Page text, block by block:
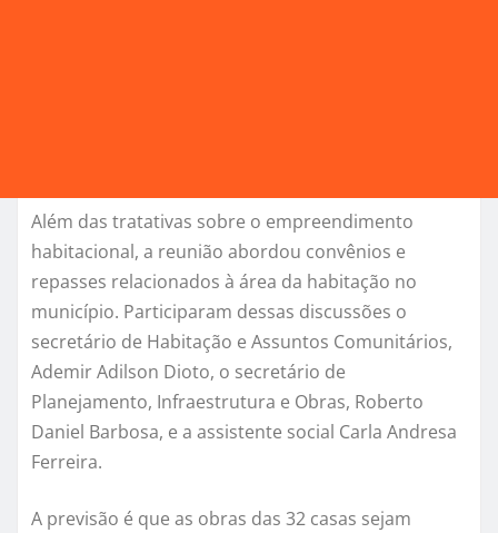
Além das tratativas sobre o empreendimento
habitacional, a reunião abordou convênios e
repasses relacionados à área da habitação no
município. Participaram dessas discussões o
secretário de Habitação e Assuntos Comunitários,
Ademir Adilson Dioto, o secretário de
Planejamento, Infraestrutura e Obras, Roberto
Daniel Barbosa, e a assistente social Carla Andresa
Ferreira.
A previsão é que as obras das 32 casas sejam